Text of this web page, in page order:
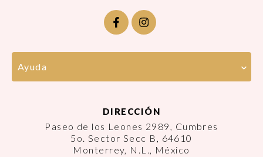
Ayuda
DIRECCIÓN
Paseo de los Leones 2989, Cumbres
5o. Sector Secc B, 64610
Monterrey, N.L., México